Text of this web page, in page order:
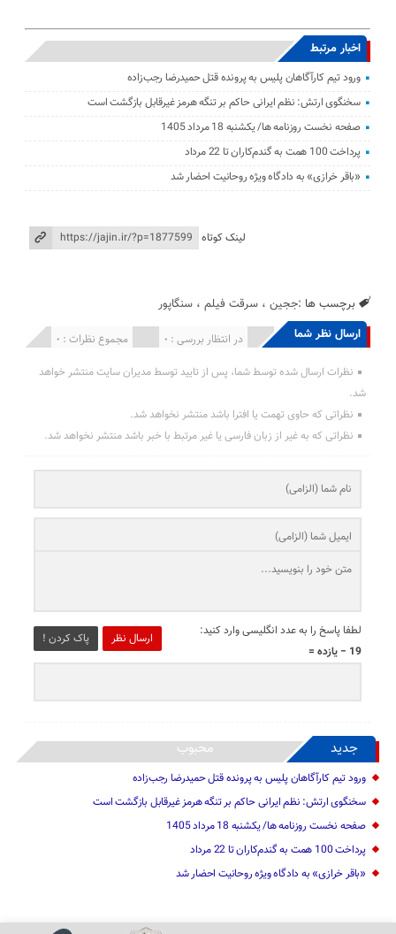
اخبار مرتبط
ورود تیم کارآگاهان پلیس به پرونده قتل حمیدرضا رجب‌زاده
سخنگوی ارتش: نظم ایرانی حاکم بر تنگه هرمز غیرقابل بازگشت است
صفحه نخست روزنامه ها/ یکشنبه 18 مرداد 1405
پرداخت 100 همت به گندم‌کاران تا 22 مرداد
«باقر خرازی» به دادگاه ویژه روحانیت احضار شد
لینک کوتاه
برچسب ها :ججین ،سرقت فیلم ،سنگاپور
ارسال نظر شما مجموع نظرات : 0 در انتظار بررسی : 0 انتشار یافته : 0
نظرات ارسال شده توسط شما، پس از تایید توسط مدیران سایت منتشر خواهد
شد.
نظراتی که حاوی تهمت یا افترا باشد منتشر نخواهد شد.
نظراتی که به غیر از زبان فارسی یا غیر مرتبط با خبر باشد منتشر نخواهد شد.
ارسال نظر پاک کردن !
لطفا پاسخ را به عدد انگلیسی وارد کنید:
19 − یازده =
جدید محبوب
ورود تیم کارآگاهان پلیس به پرونده قتل حمیدرضا رجب‌زاده
سخنگوی ارتش: نظم ایرانی حاکم بر تنگه هرمز غیرقابل بازگشت است
صفحه نخست روزنامه ها/ یکشنبه 18 مرداد 1405
پرداخت 100 همت به گندم‌کاران تا 22 مرداد
«باقر خرازی» به دادگاه ویژه روحانیت احضار شد